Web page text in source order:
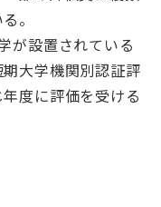
。
が設置されている
大学機関別認証評
度に評価を受ける